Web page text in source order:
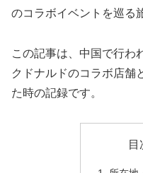
のコラボイベントを巡る
この記事は、中国で行わ
クドナルドのコラボ店舗
た時の記録です。
目